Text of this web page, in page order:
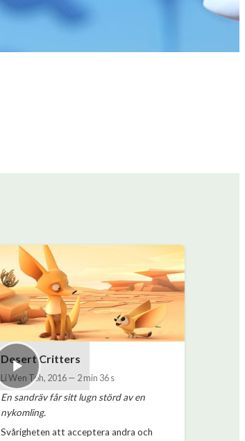
Desert Critters
Li Wen Toh, 2016— 2 min 36 s
En sandräv får sitt lugn störd av en
nykomling.
Svårigheten att acceptera andra och